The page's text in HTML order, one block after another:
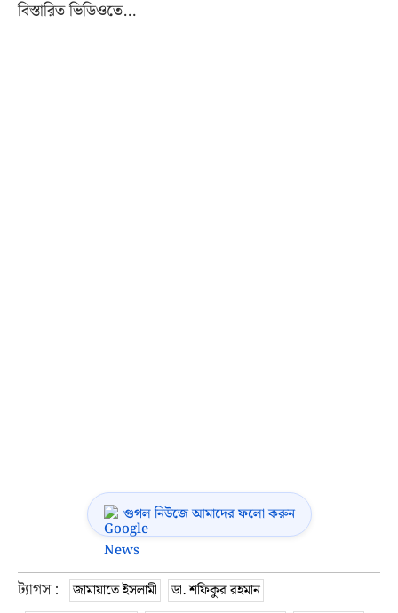
বিস্তারিত ভিডিওতে…
গুগল নিউজে আমাদের ফলো করুন
ট্যাগস : জামায়াতে ইসলামী
ডা. শফিকুর রহমান